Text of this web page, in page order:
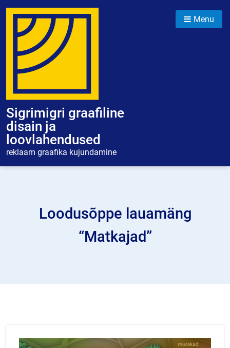
Sigrimigri graafiline
disain ja
loovlahendused
reklaam graafika kujundamine
Menu
Loodusõppe lauamäng
“Matkajad”